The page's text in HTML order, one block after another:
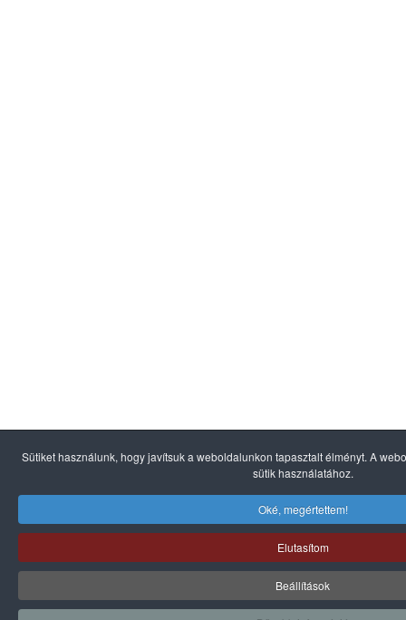
Sütiket használunk, hogy javítsuk a weboldalunkon tapasztalt élményt. A
sütik használatához.
Oké, megértettem!
Elutasítom
Beállítások